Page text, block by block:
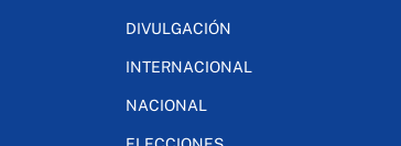
DIVULGACIÓN
INTERNACIONAL
NACIONAL